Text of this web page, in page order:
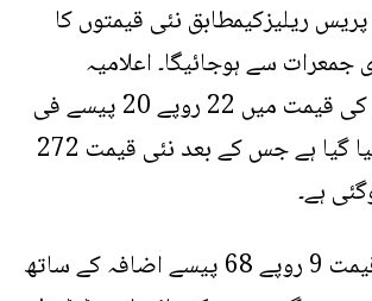
ریلیزکیمطابق نئی قیمتوں کا
فروری جمعرات سے ہوجائیگا۔ اعلامیہ
کیمطابق پٹرول کی قیمت میں 22 روپے 20 پیسے فی
لییڑ کا اضافہ کیا گیا ہے جس کے بعد نئی قیمت 272
ہے۔
لائٹ ڈیزل کی قیمت 9 روپے 68 پیسے اضافہ کے ساتھ